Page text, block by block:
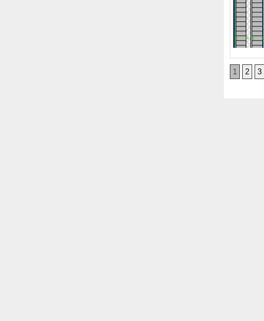
1 2 3